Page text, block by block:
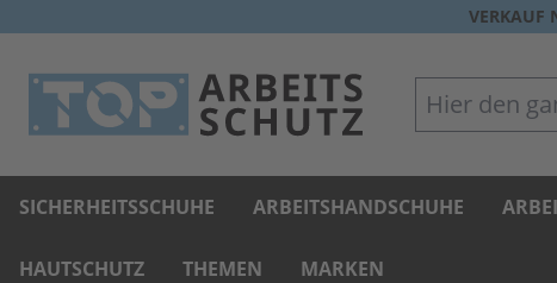
VERKAUF
Hier den
SICHERHEITSSCHUHE ARBEITSHANDSCHUHE
HAUTSCHUTZ THEMEN MARKEN